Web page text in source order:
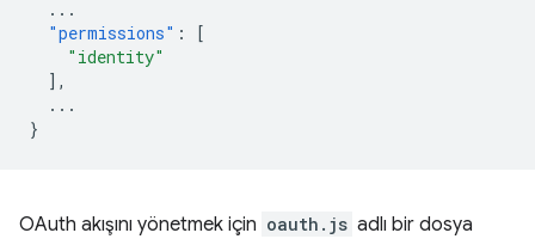
...
"permissions" :
[
"identity"
],
...
}
OAuth akışını yönetmek için oauth.js adlı bir dosya